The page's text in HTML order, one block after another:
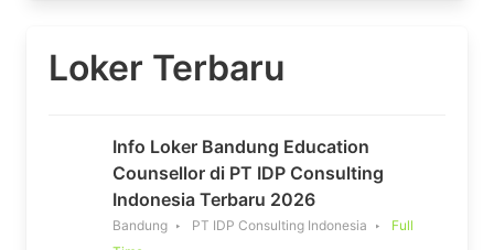
Loker Terbaru
Info Loker Bandung Education
Counsellor di PT IDP Consulting
Indonesia Terbaru 2026
Bandung PT IDP Consulting Indonesia
Full